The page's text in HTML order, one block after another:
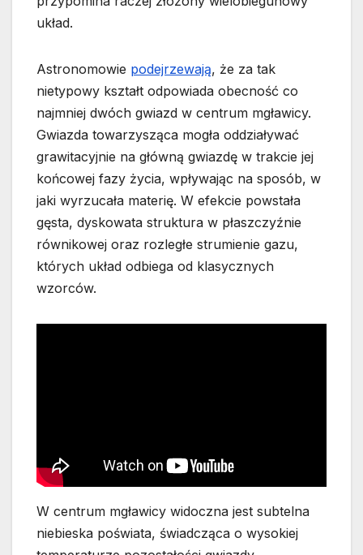
układ.
Astronomowie podejrzewają, że za tak
nietypowy kształt odpowiada obecność co
najmniej dwóch gwiazd w centrum mgławicy.
Gwiazda towarzysząca mogła oddziaływać
grawitacyjnie na główną gwiazdę w trakcie jej
końcowej fazy życia, wpływając na sposób, w
jaki wyrzucała materię. W efekcie powstała
gęsta, dyskowata struktura w płaszczyźnie
równikowej oraz rozległe strumienie gazu,
których układ odbiega od klasycznych
wzorców.
W centrum mgławicy widoczna jest subtelna
niebieska poświata, świadcząca o wysokiej